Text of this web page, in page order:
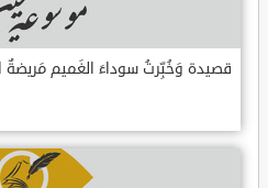
قصيدة وَخُبِّرتُ سوداءَ الغَميم مَريضةٌ